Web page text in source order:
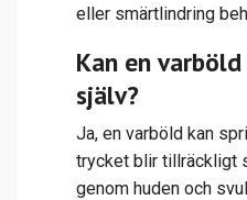
eller smärtlindring
Kan en
själv?
Ja, en varböld kan
trycket blir tillräckligt
genom huden och